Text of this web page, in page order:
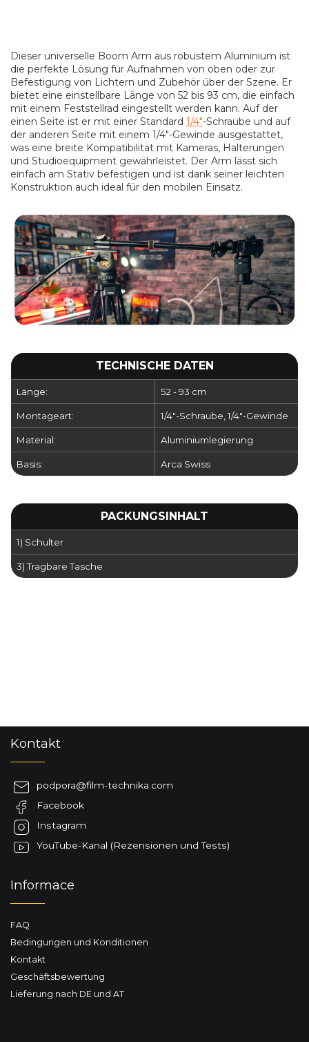
Dieser universelle Boom Arm aus robustem Aluminium ist
die perfekte Lösung für Aufnahmen von oben oder zur
Befestigung von Lichtern und Zubehör über der Szene. Er
bietet eine einstellbare Länge von 52 bis 93 cm, die einfach
mit einem Feststellrad eingestellt werden kann. Auf der
einen Seite ist er mit einer Standard 1/4"-Schraube und auf
der anderen Seite mit einem 1/4"-Gewinde ausgestattet,
was eine breite Kompatibilität mit Kameras, Halterungen
und Studioequipment gewährleistet. Der Arm lässt sich
einfach am Stativ befestigen und ist dank seiner leichten
Konstruktion auch ideal für den mobilen Einsatz.
TECHNISCHE DATEN
Länge: 52 - 93 cm
Montageart: 1/4"-Schraube, 1/4"-Gewinde
Material: Aluminiumlegierung
Basis: Arca Swiss
PACKUNGSINHALT
1) Schulter
3) Tragbare Tasche
Kontakt
podpora@film-technika.com
Facebook
Instagram
YouTube-Kanal (Rezensionen und Tests)
Informace
FAQ
Bedingungen und Konditionen
Kontakt
Geschäftsbewertung
Lieferung nach DE und AT